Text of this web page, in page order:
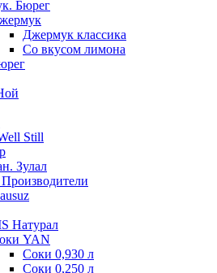
Бюрег
Джермук классика
Со вкусом лимона
Still
Зулал
Натурал
YAN
Соки 0,930 л
Соки 0,250 л